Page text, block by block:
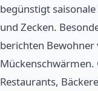
begünstigt
und Zecken.
berichten Bewohner
Mückenschwärmen.
Restaurants,